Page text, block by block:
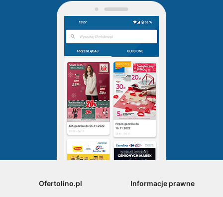
Ofertolino.pl Informacje prawne